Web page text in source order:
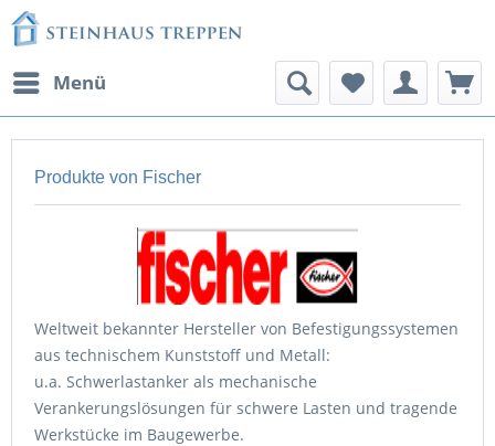
Menü
Produkte von Fischer
Weltweit bekannter Hersteller von Befestigungssystemen
aus technischem Kunststoff und Metall:
u.a. Schwerlastanker als mechanische
Verankerungslösungen für schwere Lasten und tragende
Werkstücke im Baugewerbe.